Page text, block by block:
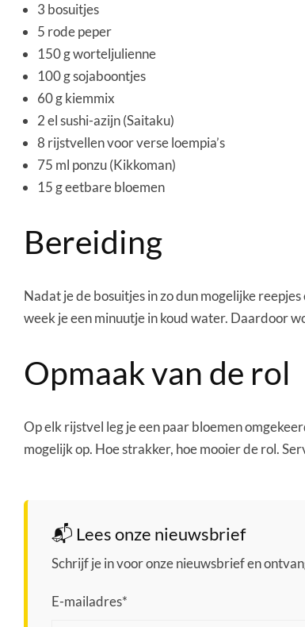
3 bosuitjes
5 rode peper
150 g worteljulienne
100 g sojaboontjes
60 g kiemmix
2 el sushi-azijn (Saitaku)
8 rijstvellen voor verse loempia’s
75 ml ponzu (Kikkoman)
15 g eetbare bloemen
Bereiding
Nadat je de bosuitjes in zo dun mogelijke
week je een minuutje in koud water. Daardoor
Opmaak van de rol
Op elk rijstvel leg je een paar bloemen
mogelijk op. Hoe strakker, hoe mooier de rol.
📬 Lees onze nieuwsbrief
Schrijf je in voor onze nieuwsbrief en
E-mailadres*